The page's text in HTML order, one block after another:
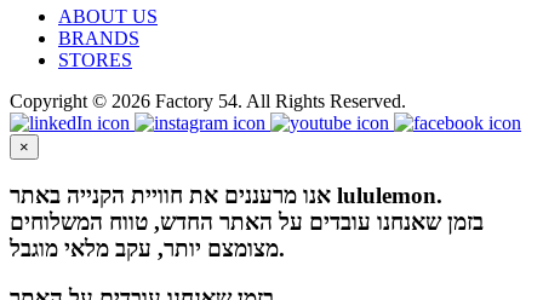
ABOUT US
BRANDS
STORES
Copyright © 2026 Factory 54. All Rights Reserved.
×
אנו מרעננים את חוויית הקנייה באתר lululemon.
בזמן שאנחנו עובדים על האתר החדש, טווח המשלוחים
מצומצם יותר, עקב מלאי מוגבל.